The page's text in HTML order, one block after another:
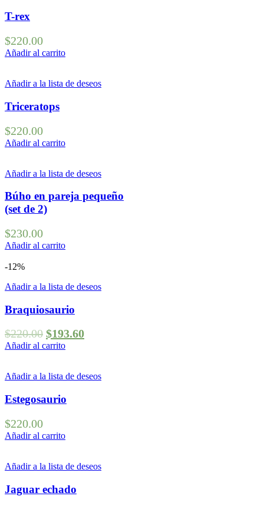
T-rex
$220.00
Añadir al carrito
Añadir a la lista de deseos
Triceratops
$220.00
Añadir al carrito
Añadir a la lista de deseos
Búho en pareja pequeño
(set de 2)
$230.00
Añadir al carrito
-12%
Añadir a la lista de deseos
Braquiosaurio
$220.00 $193.60
Añadir al carrito
Añadir a la lista de deseos
Estegosaurio
$220.00
Añadir al carrito
Añadir a la lista de deseos
Jaguar echado